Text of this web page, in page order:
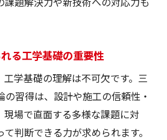
る工学基礎の重要性
学基礎の理解は不可欠です。三
習得は、設計や施工の信頼性・
現場で直面する多様な課題に対
判断できる力が求められます。